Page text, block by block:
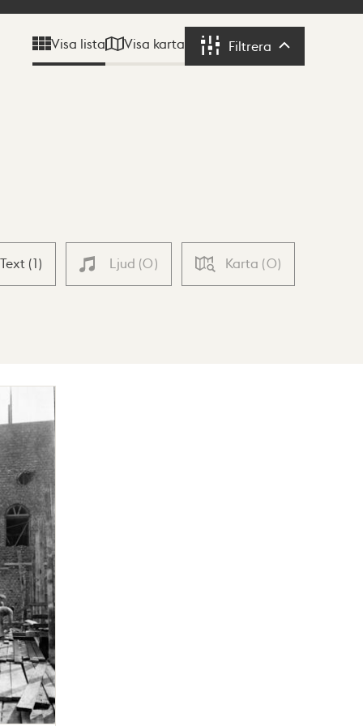
Visa lista Visa karta Filtrera Filtrera
Text (1) Ljud (0) Karta (0)